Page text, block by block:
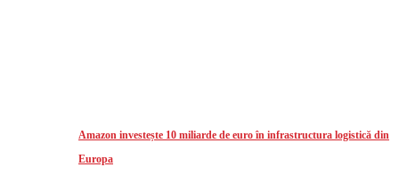
Amazon investește 10 miliarde de euro în infrastructura logistică din
Europa